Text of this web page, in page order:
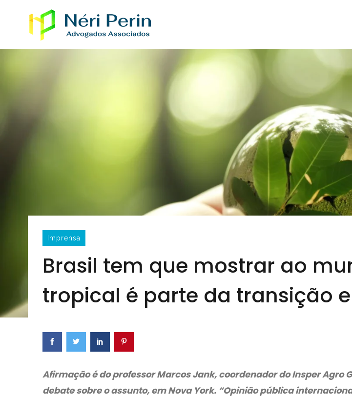
Imprensa
Brasil tem que mostrar ao
tropical é parte da transição
Afirmação é do professor Marcos Jank, coordenador do Insper Agro
debate sobre o assunto, em Nova York. “Opinião pública